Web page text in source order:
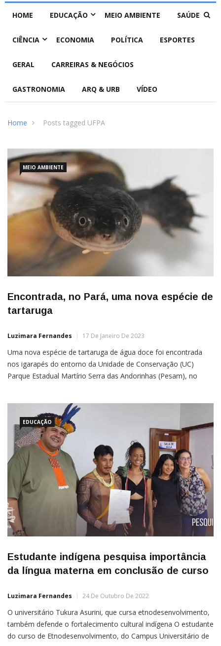
HOME EDUCAÇÃO MEIO AMBIENTE SAÚDE
CIÊNCIA ECONOMIA POLÍTICA ESPORTES
GERAL CARREIRAS & NEGÓCIOS
GASTRONOMIA ARQ & URB VÍDEO
Home Posts tagged UFPA
MEIO AMBIENTE
Encontrada, no Pará, uma nova espécie de
tartaruga
Luzimara Fernandes 17 De Janeiro De 2023
Uma nova espécie de tartaruga de água doce foi encontrada
nos igarapés do entorno da Unidade de Conservação (UC)
Parque Estadual Martírio Serra das Andorinhas (Pesam), no
EDUCAÇÃO
Estudante indígena pesquisa importância
da língua materna em conclusão de curso
Luzimara Fernandes 24 De Outubro De 2022
O universitário Tukura Asurini, que cursa etnodesenvolvimento,
também defende o fortalecimento cultural indígena O estudante
do curso de Etnodesenvolvimento, do Campus Universitário de